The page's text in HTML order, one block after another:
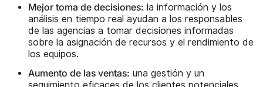
Mejor toma de decisiones: la información y los
análisis en tiempo real ayudan a los responsables
de las agencias a tomar decisiones informadas
sobre la asignación de recursos y el rendimiento de
los equipos.
Aumento de las ventas: una gestión y un